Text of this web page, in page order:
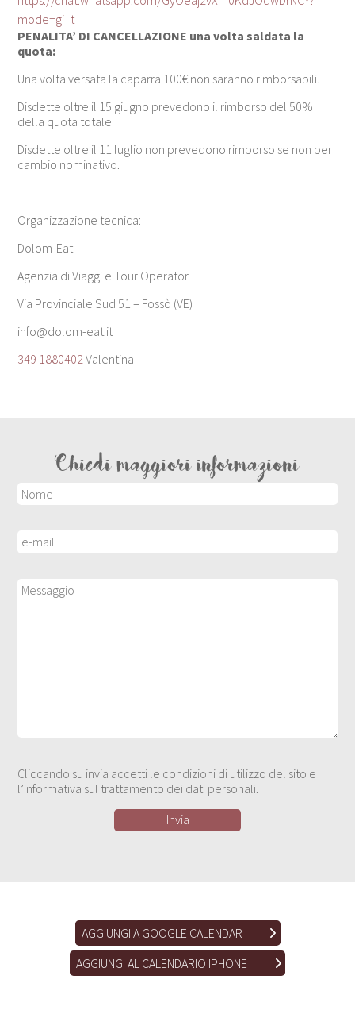
mode=gi_t
PENALITA’ DI CANCELLAZIONE una volta saldata la
quota:
Una volta versata la caparra 100€ non saranno rimborsabili.
Disdette oltre il 15 giugno prevedono il rimborso del 50%
della quota totale
Disdette oltre il 11 luglio non prevedono rimborso se non per
cambio nominativo.
Organizzazione tecnica:
Dolom-Eat
Agenzia di Viaggi e Tour Operator
Via Provinciale Sud 51 – Fossò (VE)
info@dolom-eat.it
349 1880402 Valentina
Chiedi maggiori informazioni
Cliccando su invia accetti le condizioni di utilizzo del sito e
l’informativa sul trattamento dei dati personali.
AGGIUNGI A GOOGLE CALENDAR
AGGIUNGI AL CALENDARIO IPHONE